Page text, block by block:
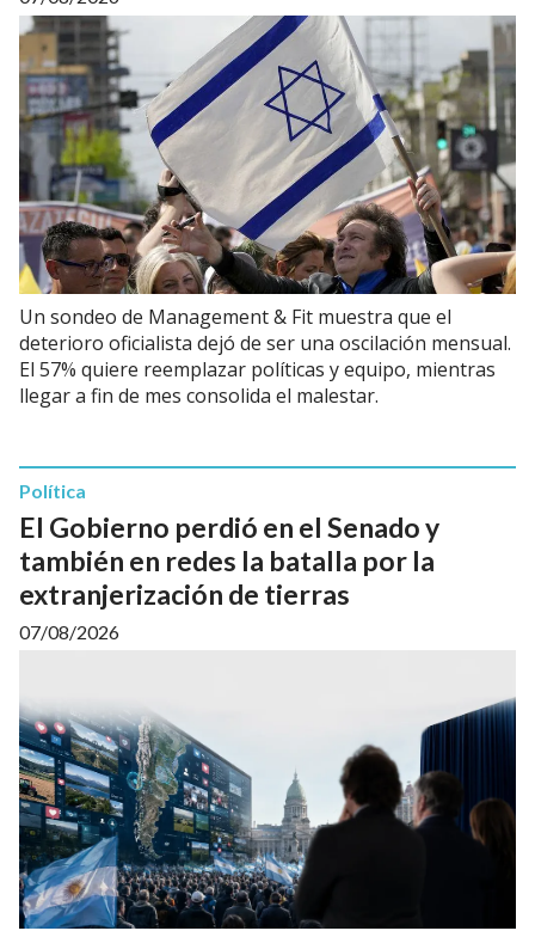
Un sondeo de Management & Fit muestra que el
deterioro oficialista dejó de ser una oscilación mensual.
El 57% quiere reemplazar políticas y equipo, mientras
llegar a fin de mes consolida el malestar.
El Gobierno perdió en el Senado y
también en redes la batalla por la
extranjerización de tierras
Política
07/08/2026